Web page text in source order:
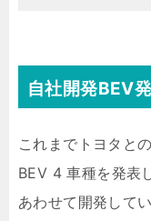
自社開発BEV
これまでトヨタと
BEV 4 車種を発表
あわせて開発して